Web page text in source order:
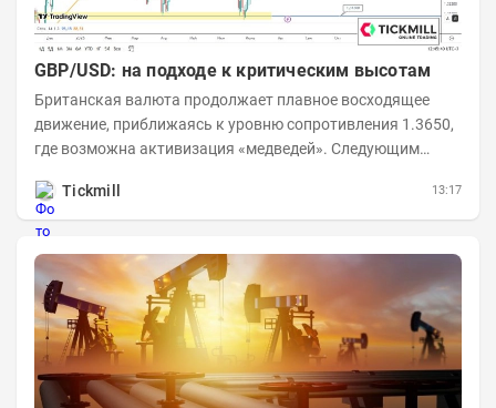
GBP/USD: на подходе к критическим высотам
Британская валюта продолжает плавное восходящее
движение, приближаясь к уровню сопротивления 1.3650,
где возможна активизация «медведей». Следующим
Tickmill
13:17